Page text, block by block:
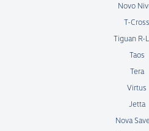
Novo
T-Cross
Tiguan R-
Taos
Tera
Virtus
Jetta
Nova